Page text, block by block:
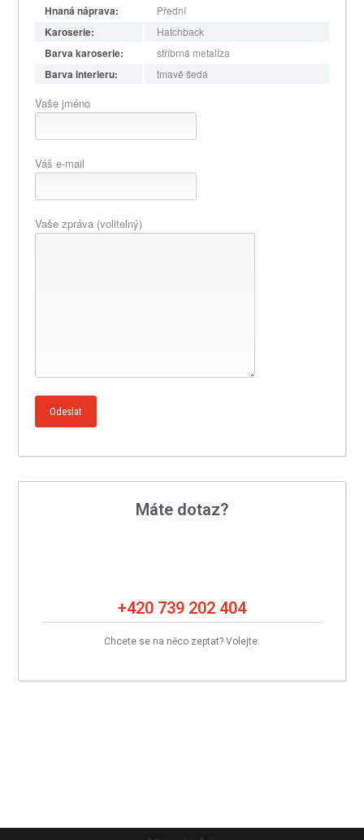
Hnaná náprava: Přední
Karoserie: Hatchback
Barva karoserie: stříbrná metalíza
Barva interieru: tmavě šedá
Vaše jméno
Váš e-mail
Vaše zpráva (volitelný)
Máte dotaz?
+420 739 202 404
Chcete se na něco zeptat? Volejte.